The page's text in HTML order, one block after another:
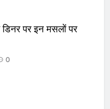
डिनर पर इन मसलों पर
0